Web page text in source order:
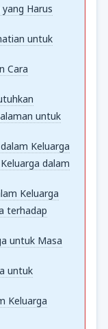
Harus
untuk
Cara
untuk
Keluarga
dalam
Keluarga
terhadap
untuk Masa
untuk
Keluarga